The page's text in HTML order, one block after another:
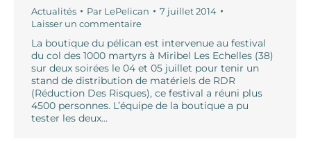
Actualités Par LePelican
7 juillet 2014
Laisser un commentaire
La boutique du pélican est intervenue au festival
du col des 1000 martyrs à Miribel Les Echelles (38)
sur deux soirées le 04 et 05 juillet pour tenir un
stand de distribution de matériels de RDR
(Réduction Des Risques), ce festival a réuni plus
4500 personnes. L’équipe de la boutique a pu
tester les deux…